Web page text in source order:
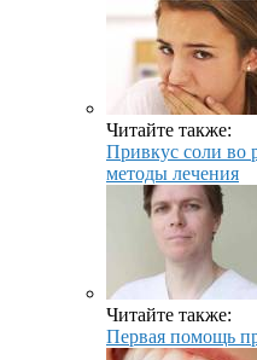
Читайте также:
Привкус соли во
методы лечения
Читайте также:
Первая помощь